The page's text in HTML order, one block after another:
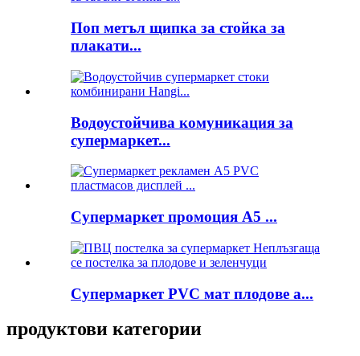
Поп метъл щипка за стойка за
плакати...
Водоустойчива комуникация за
супермаркет...
Супермаркет промоция A5 ...
Супермаркет PVC мат плодове а...
продуктови категории